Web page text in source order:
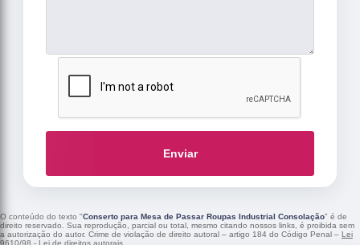
Enviar
O conteúdo do texto "Conserto para Mesa de Passar Roupas Industrial Consolação" é de
direito reservado. Sua reprodução, parcial ou total, mesmo citando nossos links, é proibida sem
a autorização do autor. Crime de violação de direito autoral – artigo 184 do Código Penal – Lei
9610/98 - Lei de direitos autorais